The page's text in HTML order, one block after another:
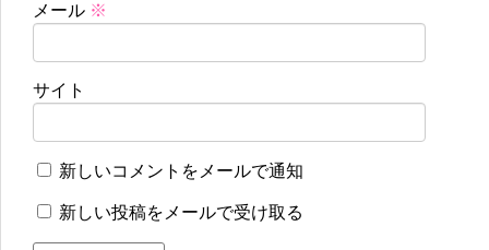
メール ※
サイト
新しいコメントをメールで通知
新しい投稿をメールで受け取る